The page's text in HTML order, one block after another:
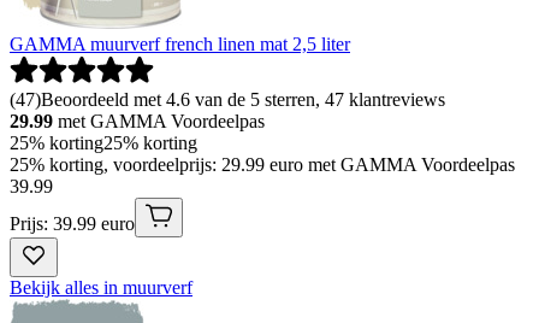
GAMMA muurverf french linen mat 2,5 liter
(47)Beoordeeld met 4.6 van de 5 sterren, 47 klantreviews
29.99 met GAMMA Voordeelpas
25% korting25% korting
25% korting, voordeelprijs: 29.99 euro met GAMMA Voordeelpas
39.99
Prijs: 39.99 euro
Bekijk alles in muurverf